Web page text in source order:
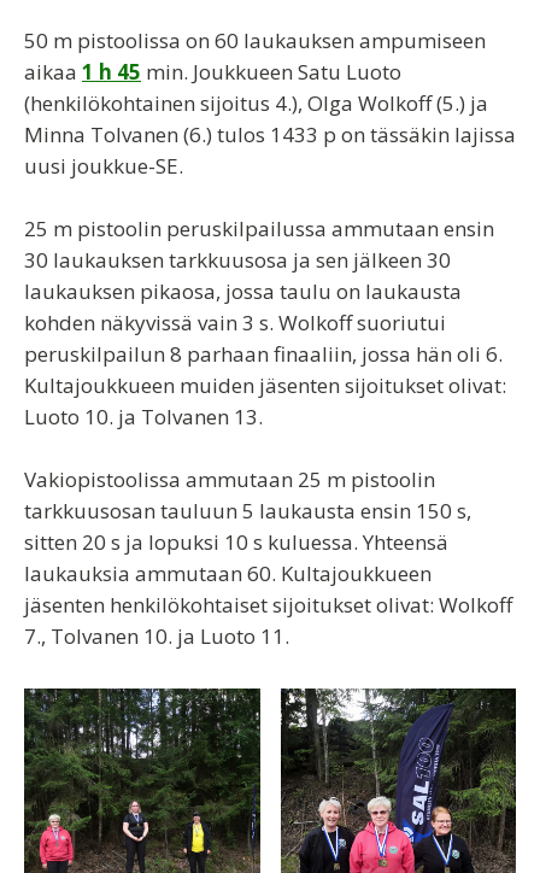
50 m pistoolissa on 60 laukauksen ampumiseen
aikaa 1 h 45 min. Joukkueen Satu Luoto
(henkilökohtainen sijoitus 4.), Olga Wolkoff (5.) ja
Minna Tolvanen (6.) tulos 1433 p on tässäkin lajissa
uusi joukkue-SE.
25 m pistoolin peruskilpailussa ammutaan ensin
30 laukauksen tarkkuusosa ja sen jälkeen 30
laukauksen pikaosa, jossa taulu on laukausta
kohden näkyvissä vain 3 s. Wolkoff suoriutui
peruskilpailun 8 parhaan finaaliin, jossa hän oli 6.
Kultajoukkueen muiden jäsenten sijoitukset olivat:
Luoto 10. ja Tolvanen 13.
Vakiopistoolissa ammutaan 25 m pistoolin
tarkkuusosan tauluun 5 laukausta ensin 150 s,
sitten 20 s ja lopuksi 10 s kuluessa. Yhteensä
laukauksia ammutaan 60. Kultajoukkueen
jäsenten henkilökohtaiset sijoitukset olivat: Wolkoff
7., Tolvanen 10. ja Luoto 11.